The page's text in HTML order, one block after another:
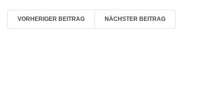
VORHERIGER BEITRAG NÄCHSTER BEITRAG